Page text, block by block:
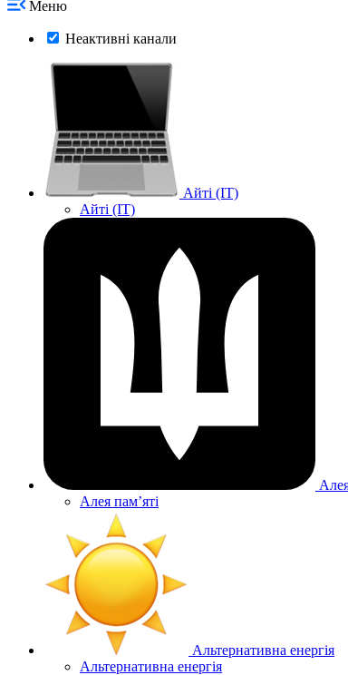
Меню
Неактивні канали
Айті (IT)
Айті (IT)
Алея памʼяті
Альтернативна енергія
Альтернативна енергія